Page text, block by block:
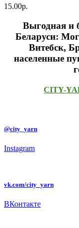
15.00р.
Выгодная и
Беларуси:
Витебск,
населенные
CITY-
@city_yarn
Instagram
vk.com/city_yarn
ВКонтакте